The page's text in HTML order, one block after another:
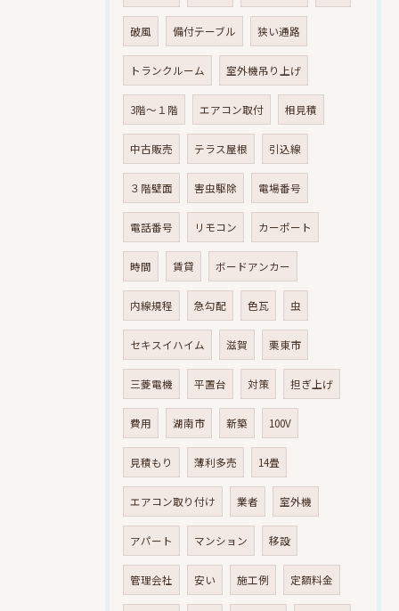
破風 備付テーブル 狭い通路
トランクルーム 室外機吊り上げ
3階～１階 エアコン取付 相見積
中古販売 テラス屋根 引込線
３階壁面 害虫駆除 電場番号
電話番号 リモコン カーポート
時間 賃貸 ボードアンカー
内線規程 急勾配 色瓦 虫
セキスイハイム 滋賀 栗東市
三菱電機 平置台 対策 担ぎ上げ
費用 湖南市 新築 100V
見積もり 薄利多売 14畳
エアコン取り付け 業者 室外機
アパート マンション 移設
管理会社 安い 施工例 定額料金